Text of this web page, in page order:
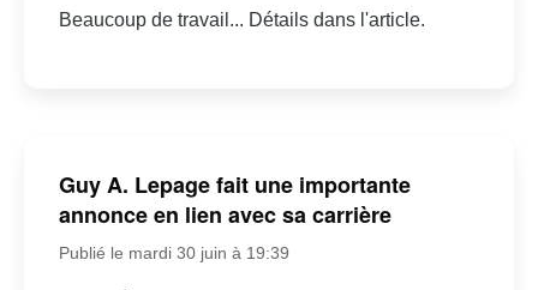
Beaucoup de travail... Détails dans l'article.
Guy A. Lepage fait une importante
annonce en lien avec sa carrière
Publié le mardi 30 juin à 19:39